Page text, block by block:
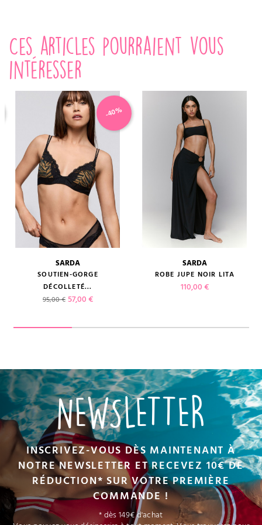
Ces articles pourraient vous
intéresser
SARDA
SOUTIEN-GORGE
DÉCOLLETÉ...
Prix de base
95,00 € Prix
57,00 €
-40%
SARDA
ROBE JUPE NOIR LITA
Prix
110,00 €
NEWSLETTER
INSCRIVEZ-VOUS DÈS MAINTENANT À
NOTRE NEWSLETTER ET RECEVEZ 10€ DE
RÉDUCTION* SUR VOTRE PREMIÈRE
COMMANDE !
* dès 149€ d'achat